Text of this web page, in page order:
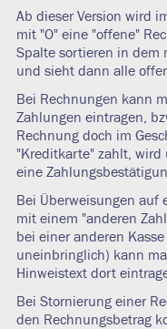
Ab dieser Version wird
mit "O" eine "offene"
Spalte sortieren in dem
und sieht dann alle
Bei Rechnungen kann
Zahlungen eintragen,
Rechnung doch im
"Kreditkarte" zahlt, wird
eine
Bei Überweisungen auf
mit einem "anderen
bei einer anderen
uneinbringlich) kann
Hinweistext dort
Bei Stornierung einer
den Rechnungsbetrag